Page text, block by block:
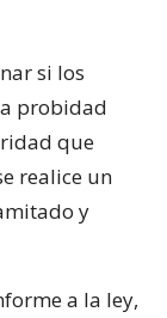
si los
probidad
que
realice un
y
a la ley,